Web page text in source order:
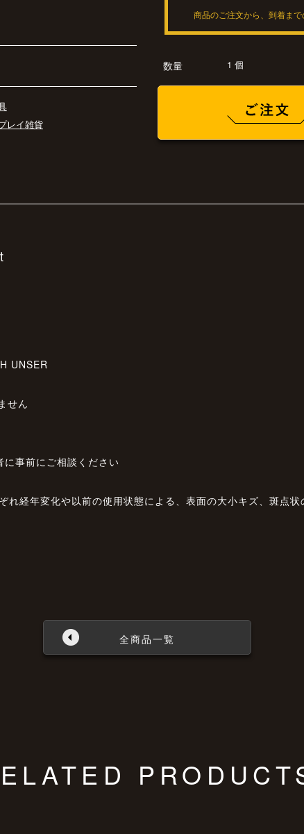
レイ雑貨
商品のご注文から、到着まで
数量 1 個
UNSER
せん
事前にご相談ください
れ経年変化や以前の使用状態による、表面の大小キズ、斑点状
全商品一覧